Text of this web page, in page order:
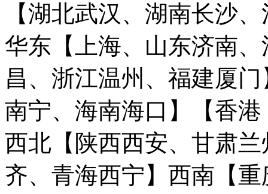
【湖北武汉、湖南长沙
华东【上海、山东济南
昌、浙江温州、福建厦门
南宁、海南海口】
【香
西北【陕西西安、甘肃
齐、青海西宁】 西南【